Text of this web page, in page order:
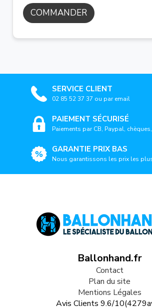
COMMANDER
SERVICE CLIENT
02 85 52 37 37 ou par email
PAIEMENT SÉCURISÉ
Paiements par CB, Paypal,
GARANTIE PRIX BAS
Nous garantissons les prix les
Ballonhand.fr
Contact
Plan du site
Mentions Légales
Avis Clients 9.6/10(4279